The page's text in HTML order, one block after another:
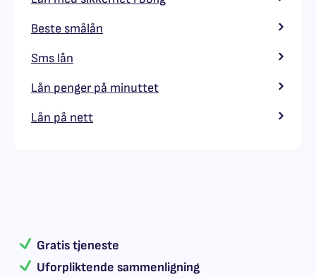
Beste smålån
Sms lån
Lån penger på minuttet
Lån på nett
Gratis tjeneste
Uforpliktende sammenligning